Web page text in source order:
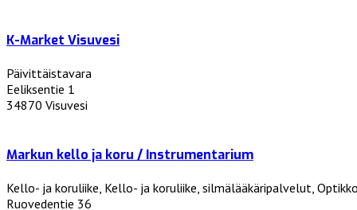
K-Market Visuvesi
Päivittäistavara
Eeliksentie 1
34870 Visuvesi
Markun kello ja koru / Instrumentarium
Kello- ja koruliike, Kello- ja koruliike, silmälääkäripalvelut,
Ruovedentie 36